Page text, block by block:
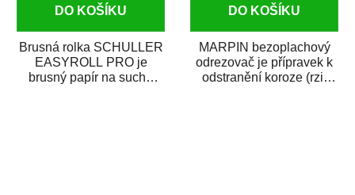
DO KOŠÍKU
Brusná rolka SCHULLER
EASYROLL PRO je
brusný papír na suché
DO KOŠÍKU
MARPIN bezoplachový
odrezovač je přípravek k
odstranění koroze (rzi)